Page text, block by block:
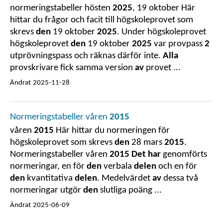
normeringstabeller hösten 2025, 19 oktober Här
hittar du frågor och facit till högskoleprovet som
skrevs den 19 oktober 2025. Under högskoleprovet
högskoleprovet den 19 oktober 2025 var provpass 2
utprövningspass och räknas därför inte. Alla
provskrivare fick samma version av provet ...
Ändrat 2025-11-28
Normeringstabeller våren 2015
våren 2015 Här hittar du normeringen för
högskoleprovet som skrevs den 28 mars 2015.
Normeringstabeller våren 2015 Det har genomförts
normeringar, en för den verbala delen och en för
den kvantitativa delen. Medelvärdet av dessa två
normeringar utgör den slutliga poäng ...
Ändrat 2025-06-09